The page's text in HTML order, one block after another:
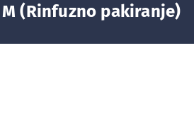
M (Rinfuzno pakiranje)